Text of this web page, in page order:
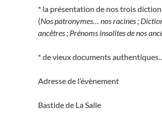
* la présentation de nos trois
(Nos patronymes… nos racines ;
ancêtres ; Prénoms insolites de nos
* de vieux documents
Adresse de l’évènement
Bastide de La Salle